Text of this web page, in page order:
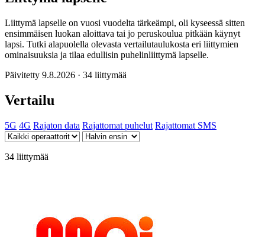
Liittymä lapselle on vuosi vuodelta tärkeämpi, oli kyseessä sitten
ensimmäisen luokan aloittava tai jo peruskoulua pitkään käynyt
lapsi. Tutki alapuolella olevasta vertailutaulukosta eri liittymien
ominaisuuksia ja tilaa edullisin puhelinliittymä lapselle.
Päivitetty 9.8.2026 · 34 liittymää
Vertailu
5G 4G Rajaton data Rajattomat puhelut Rajattomat SMS
34 liittymää